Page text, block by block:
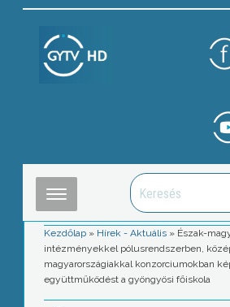
Kezdőlap » Hírek - Aktuális » Észak-
intézményekkel pólusrendszerben,
magyarországiakkal konzorciumokban
együttműködést a gyöngyösi főiskola